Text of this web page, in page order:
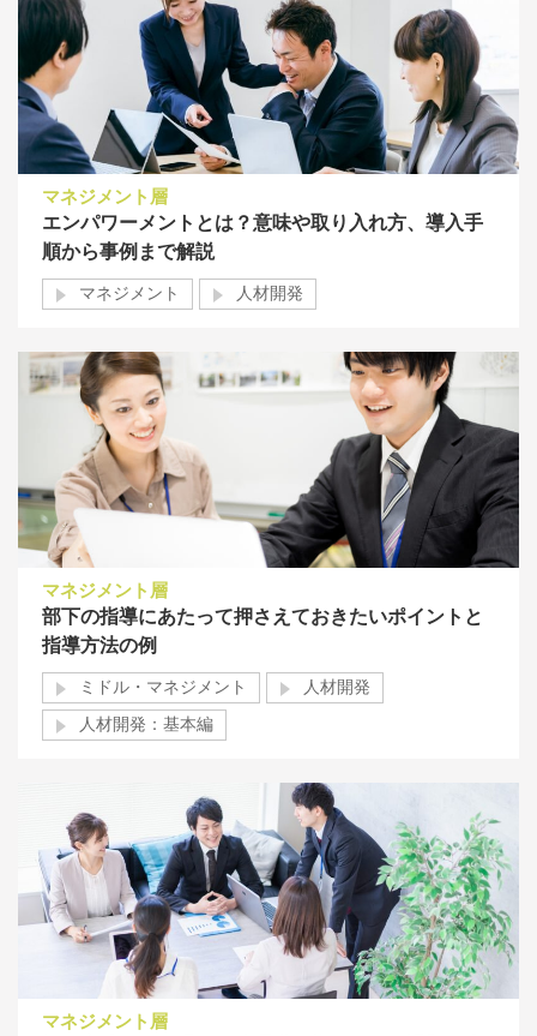
マネジメント層
エンパワーメントとは？意味や取り入れ方、導入手
順から事例まで解説
マネジメント 人材開発
マネジメント層
部下の指導にあたって押さえておきたいポイントと
指導方法の例
ミドル・マネジメント 人材開発
人材開発：基本編
マネジメント層